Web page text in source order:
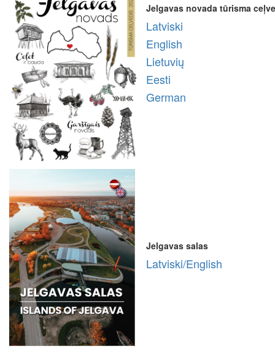
Jelgavas novada tūrisma
Latviski
English
Lietuvių
Eesti
German
Jelgavas salas
Latviski/English